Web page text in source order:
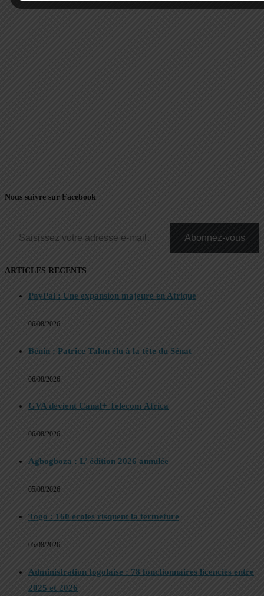
Nous suivre sur Facebook
Saisissez votre adresse e-mail…
Abonnez-vous
ARTICLES RECENTS
PayPal : Une expansion majeure en Afrique
06/08/2026
Bénin : Patrice Talon élu à la tête du Sénat
06/08/2026
GVA devient Canal+ Telecom Africa
06/08/2026
Agbogboza : L’ édition 2026 annulée
05/08/2026
Togo : 160 écoles risquent la fermeture
05/08/2026
Administration togolaise : 78 fonctionnaires licenciés entre
2025 et 2026